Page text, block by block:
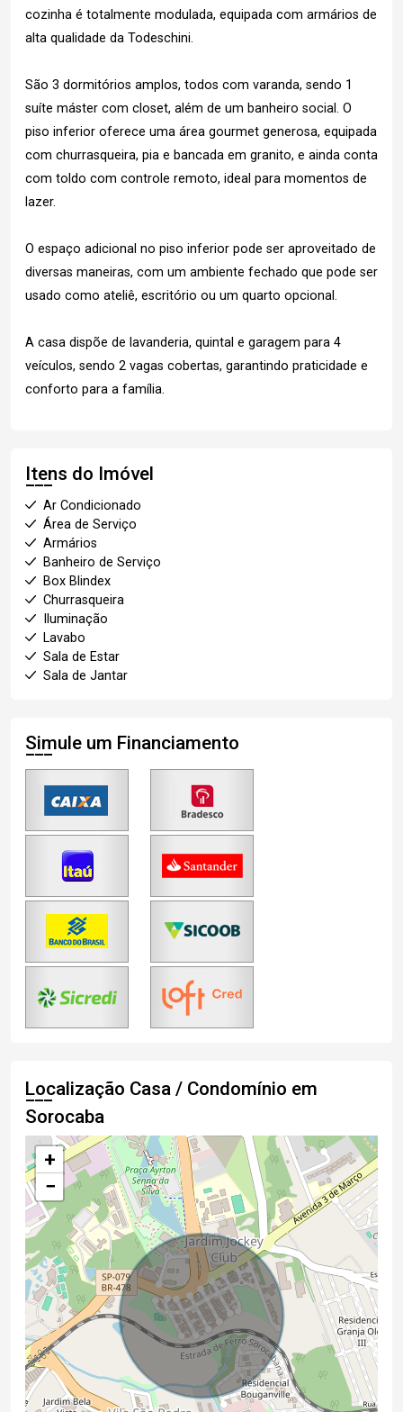
cozinha é totalmente modulada, equipada com armários de
alta qualidade da Todeschini.
São 3 dormitórios amplos, todos com varanda, sendo 1
suíte máster com closet, além de um banheiro social. O
piso inferior oferece uma área gourmet generosa, equipada
com churrasqueira, pia e bancada em granito, e ainda conta
com toldo com controle remoto, ideal para momentos de
lazer.
O espaço adicional no piso inferior pode ser aproveitado de
diversas maneiras, com um ambiente fechado que pode ser
usado como ateliê, escritório ou um quarto opcional.
A casa dispõe de lavanderia, quintal e garagem para 4
veículos, sendo 2 vagas cobertas, garantindo praticidade e
conforto para a família.
Itens do Imóvel
Ar Condicionado
Área de Serviço
Armários
Banheiro de Serviço
Box Blindex
Churrasqueira
Iluminação
Lavabo
Sala de Estar
Sala de Jantar
Simule um Financiamento
Localização Casa / Condomínio em
Sorocaba
+
−